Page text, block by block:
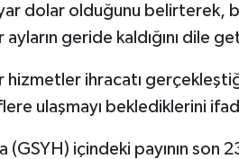
dolar olduğunu belirterek,
geride kaldığını dile
hizmetler ihracatı
ulaşmayı beklediklerini
(GSYH) içindeki payının son